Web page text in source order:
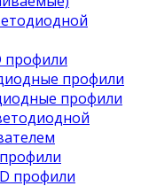
профили
профили
профили
профили